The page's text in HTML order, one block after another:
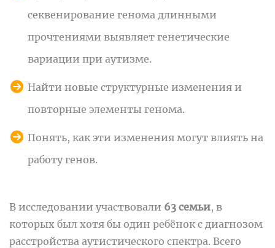
секвенирование генома длинными
прочтениями выявляет генетические
вариации при аутизме.
Найти новые структурные изменения и
повторные элементы генома.
Понять, как эти изменения могут влиять на
работу генов.
В исследовании участвовали 63 семьи, в
которых был хотя бы один ребёнок с диагнозом
расстройства аутистического спектра. Всего